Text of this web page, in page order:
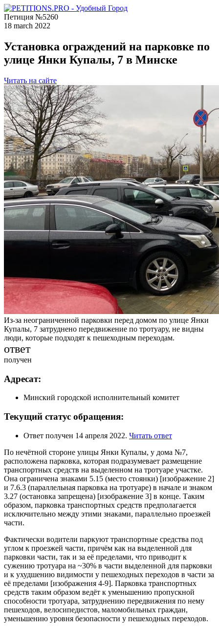
Петиция №5260
18 march 2022
Установка ограждений на парковке по
улице Янки Купалы, 7 в Минске
Читать на сайте
Из-за неограниченной парковки перед домом по улице Янки
Купалы, 7 затруднено передвижение по тротуару, не видны
люди, которые подходят к пешеходным переходам.
ответ
получен
Адресат:
Минский городской исполнительный комитет
Текущий статус обращения:
Ответ получен 14 апреля 2022. Читать ответ
По нечётной стороне улицы Янки Купалы, у дома №7,
расположена парковка, которая подразумевает размещение
транспортных средств на выделенном на тротуаре участке.
Она ограничена знаками 5.15 (место стоянки) [изображение 2]
и 7.6.3 (параллельная парковка на тротуаре) в начале и знаком
3.27 (остановка запрещена) [изображение 3] в конце. Таким
образом, парковка транспортных средств предполагается
исключительно между этими знаками, параллельно проезжей
части.
Фактически водители паркуют транспортные средства под
углом к проезжей части, причём как на выделенной для
парковки части, так и за её пределами, что приводит к
сужению тротуара на ~30% в части выделенной для парковки
и к ухудшению видимости у пешеходных переходов в части за
её пределами [изображения 4-9]. Парковка транспортных
средств таким образом ведёт к уменьшению пропускной
способности тротуара, затруднению передвижения по нему
пешеходов, велосипедистов, маломобильных граждан,
уменьшению уровня безопасности у пешеходных переходов.